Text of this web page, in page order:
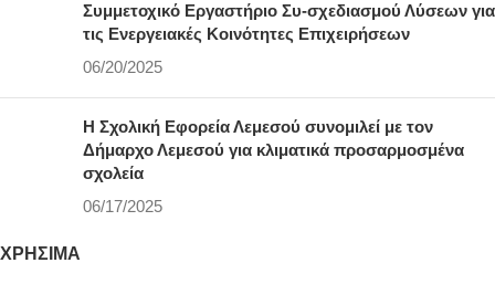
Συμμετοχικό Εργαστήριο Συ-σχεδιασμού Λύσεων για
τις Ενεργειακές Κοινότητες Επιχειρήσεων
06/20/2025
Η Σχολική Εφορεία Λεμεσού συνομιλεί με τον
Δήμαρχο Λεμεσού για κλιματικά προσαρμοσμένα
σχολεία
06/17/2025
ΧΡΉΣΙΜΑ